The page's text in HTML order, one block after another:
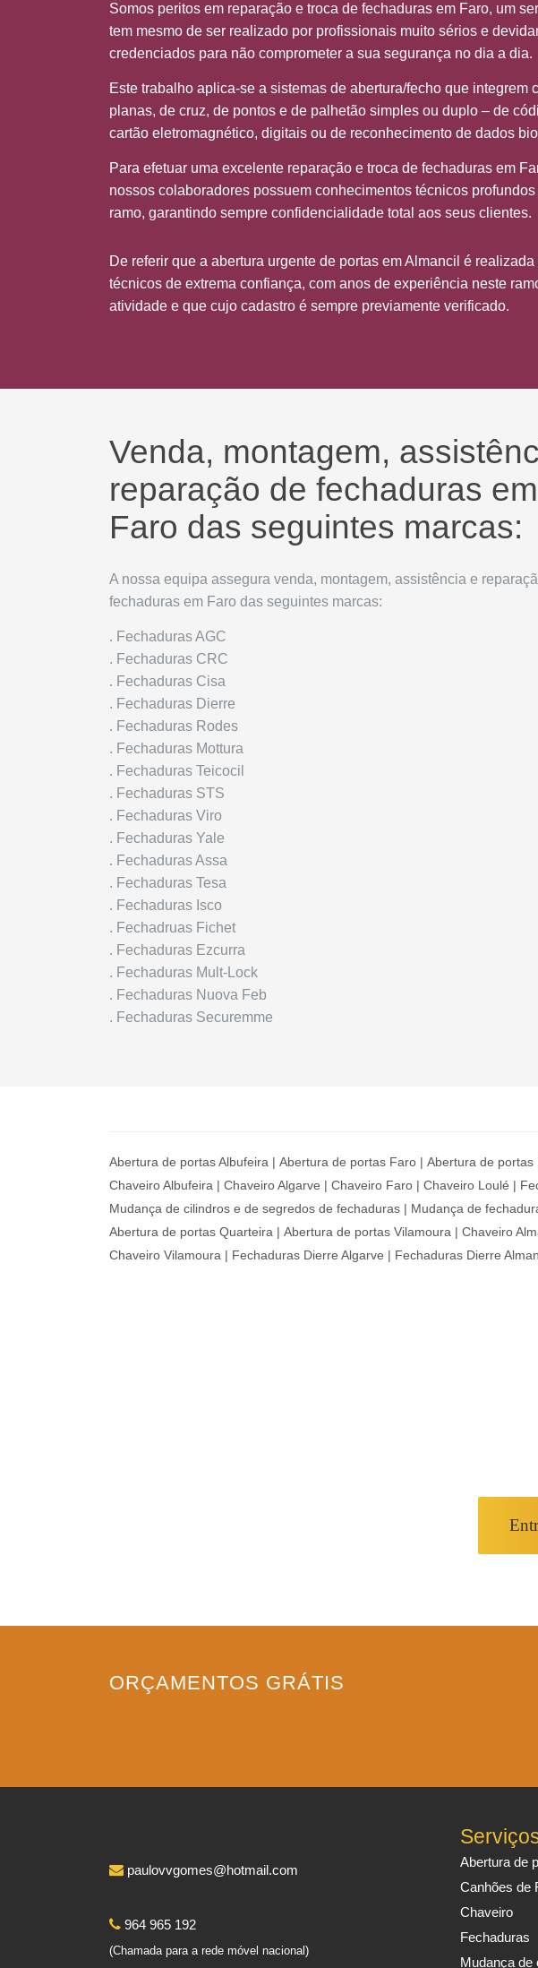
Somos peritos em reparação e troca de fechaduras em Faro, um
tem mesmo de ser realizado por profissionais muito sérios e
credenciados para não comprometer a sua segurança no dia a dia.
Este trabalho aplica-se a sistemas de abertura/fecho que integrem
planas, de cruz, de pontos e de palhetão simples ou duplo – de
cartão eletromagnético, digitais ou de reconhecimento de dados
Para efetuar uma excelente reparação e troca de fechaduras em
nossos colaboradores possuem conhecimentos técnicos
ramo, garantindo sempre confidencialidade total aos seus clientes.
De referir que a abertura urgente de portas em Almancil é realizada
técnicos de extrema confiança, com anos de experiência neste
atividade e que cujo cadastro é sempre previamente verificado.
Venda, montagem,
reparação de fechaduras em
Faro das seguintes marcas:
A nossa equipa assegura venda, montagem, assistência e
fechaduras em Faro das seguintes marcas:
. Fechaduras AGC
. Fechaduras CRC
. Fechaduras Cisa
. Fechaduras Dierre
. Fechaduras Rodes
. Fechaduras Mottura
. Fechaduras Teicocil
. Fechaduras STS
. Fechaduras Viro
. Fechaduras Yale
. Fechaduras Assa
. Fechaduras Tesa
. Fechaduras Isco
. Fechadruas Fichet
. Fechaduras Ezcurra
. Fechaduras Mult-Lock
. Fechaduras Nuova Feb
. Fechaduras Securemme
Abertura de portas Albufeira | Abertura de portas Faro | Abertura de portas
Chaveiro Albufeira | Chaveiro Algarve | Chaveiro Faro | Chaveiro Loulé |
Mudança de cilindros e de segredos de fechaduras | Mudança de
Abertura de portas Quarteira | Abertura de portas Vilamoura | Chaveiro
Chaveiro Vilamoura | Fechaduras Dierre Algarve | Fechaduras Dierre
ORÇAMENTOS GRÁTIS
paulovvgomes@hotmail.com
964 965 192
(Chamada para a rede móvel nacional)
Abertura de
Canhões de
Chaveiro
Fechaduras
Mudança de